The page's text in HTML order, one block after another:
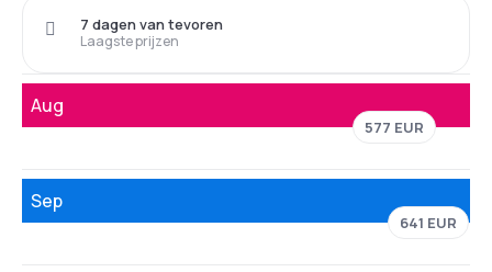
Laagste prijzen
7 dagen van tevoren
Aug
577 EUR
Sep
641 EUR